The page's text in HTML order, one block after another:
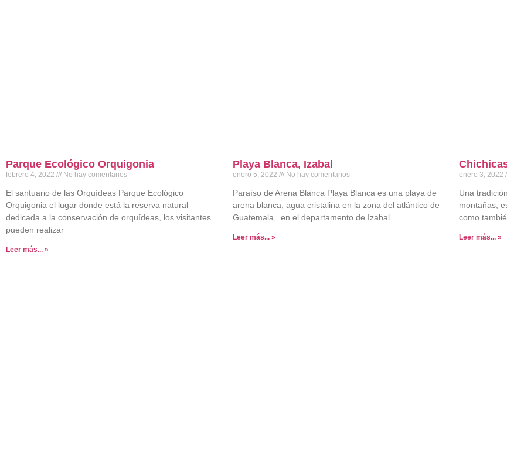
Parque Ecológico Orquigonia
febrero 4, 2022 No hay comentarios
El santuario de las Orquídeas Parque Ecológico
Orquigonia el lugar donde está la reserva natural
dedicada a la conservación de orquídeas, los visitantes
pueden realizar
Leer más... »
Playa Blanca, Izabal
enero 5, 2022 No hay comentarios
Paraíso de Arena Blanca Playa Blanca es una playa de
arena blanca, agua cristalina en la zona del atlántico de
Guatemala, en el departamento de Izabal.
Leer más... »
enero 3, 2022
Una
montañas,
como
Leer más... »